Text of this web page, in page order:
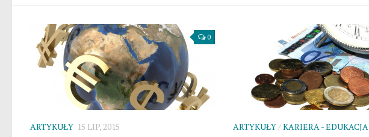
0
ARTYKUŁY 15 LIP, 2015 ARTYKUŁY/KARIERA - EDUKACJA